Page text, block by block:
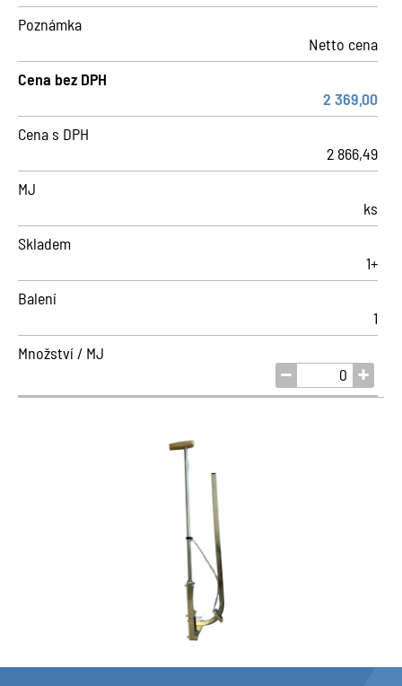
Poznámka
Netto cena
Cena bez DPH
2 369,00
Cena s DPH
2 866,49
MJ
ks
Skladem
1+
Balení
1
Množství / MJ